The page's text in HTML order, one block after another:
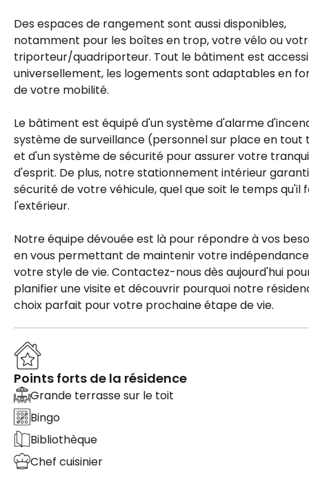
Des espaces de rangement sont aussi disponibles,
notamment pour les boîtes en trop, votre vélo ou
triporteur/quadriporteur. Tout le bâtiment est
universellement, les logements sont adaptables en
de votre mobilité.
Le bâtiment est équipé d'un système d'alarme
système de surveillance (personnel sur place en tout
et d'un système de sécurité pour assurer votre
d'esprit. De plus, notre stationnement intérieur
sécurité de votre véhicule, quel que soit le temps qu'il
l'extérieur.
Notre équipe dévouée est là pour répondre à vos
en vous permettant de maintenir votre
votre style de vie. Contactez-nous dès aujourd'hui
planifier une visite et découvrir pourquoi notre
choix parfait pour votre prochaine étape de vie.
Points forts de la résidence
Grande terrasse sur le toit
Bingo
Bibliothèque
Chef cuisinier